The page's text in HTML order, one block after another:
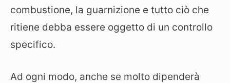
combustione, la guarnizione e tutto ciò che
ritiene debba essere oggetto di un controllo
specifico.
Ad ogni modo, anche se molto dipenderà